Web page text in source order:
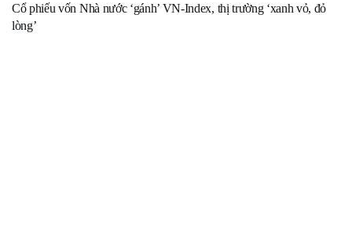
Cổ phiếu vốn Nhà nước ‘gánh’ VN-Index, thị trường ‘xanh vỏ, đỏ
lòng’